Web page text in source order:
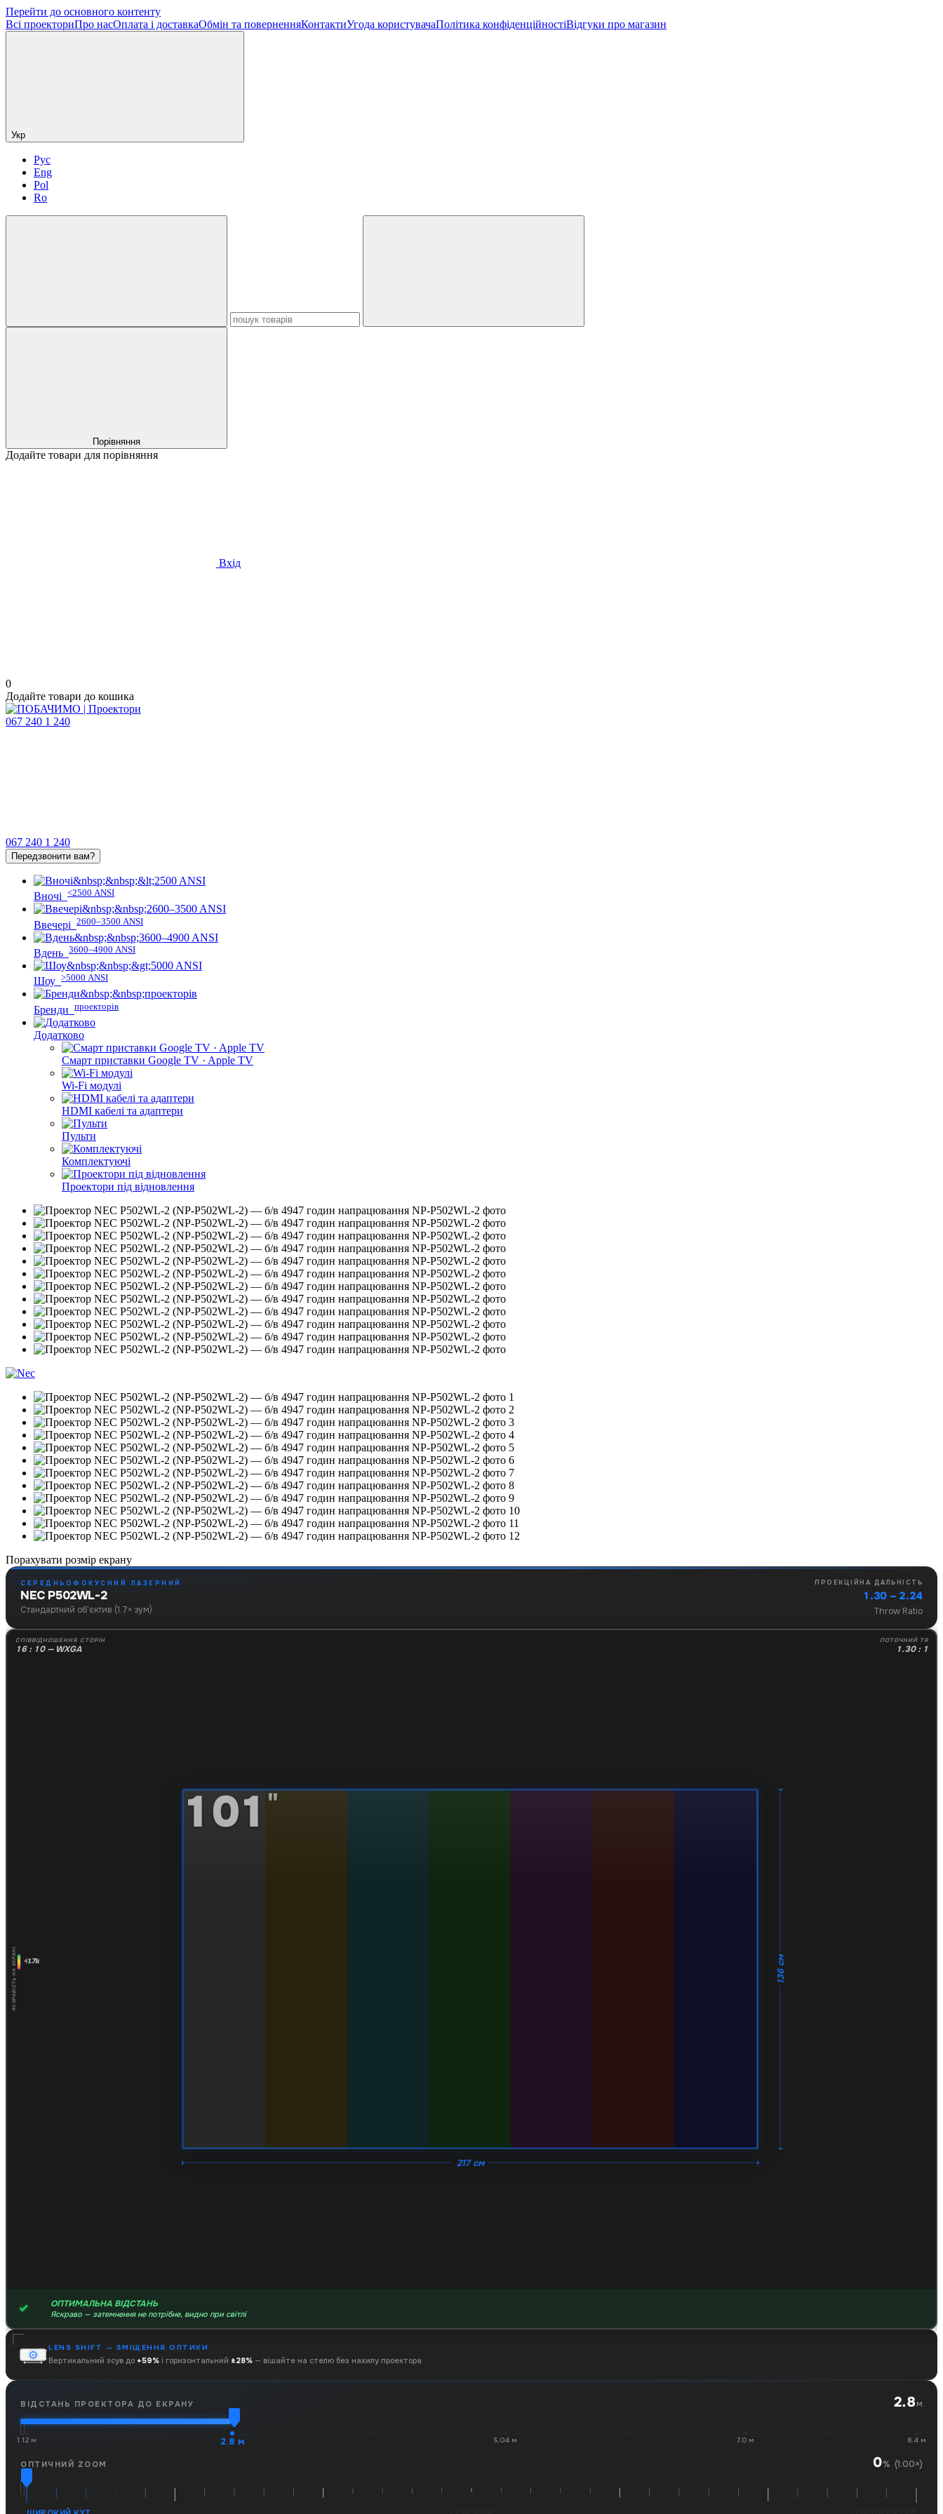
Перейти до основного контенту
Всі проекториПро насОплата і доставкаОбмін та поверненняКонтактиУгода користувачаПолітика конфіденційностіВідгуки про магазин
Укр
Рус
Eng
Pol
Ro
Порівняння
Додайте товари для порівняння
Вхід
0
Додайте товари до кошика
067 240 1 240
067 240 1 240
Передзвонити вам?
Вночі <2500 ANSI
Ввечері 2600–3500 ANSI
Вдень 3600–4900 ANSI
Шоу >5000 ANSI
Бренди проекторів
Додатково
Смарт приставки Google TV · Apple TV
Wi-Fi модулі
HDMI кабелі та адаптери
Пульти
Комплектуючі
Проектори під відновлення
Порахувати розмір екрану
СЕРЕДНЬОФОКУСНИЙ ЛАЗЕРНИЙ
NEC P502WL-2
Стандартний об'єктив (1.7× зум)
ПРОЕКЦІЙНА ДАЛЬНІСТЬ
1.30 – 2.24
Throw Ratio
СПІВВІДНОШЕННЯ СТОРІН
16 : 10 — WXGA
ПОТОЧНИЙ TR
1.30 : 1
101 "
217 см
136 см
ЯСКРАВІСТЬ НА ЕКРАНІ 1.7k
ОПТИМАЛЬНА ВІДСТАНЬ
Яскраво — затемнення не потрібне, видно при світлі
LENS SHIFT — ЗМІЩЕННЯ ОПТИКИ
Вертикальний зсув до +59% і горизонтальний ±28% — вішайте на стелю без нахилу проектора
ВІДСТАНЬ ПРОЕКТОРА ДО ЕКРАНУ 2.8м
1.12 м 2.8 м 5.04 м 7.0 м 8.4 м
ОПТИЧНИЙ ZOOM 0% (1.00×)